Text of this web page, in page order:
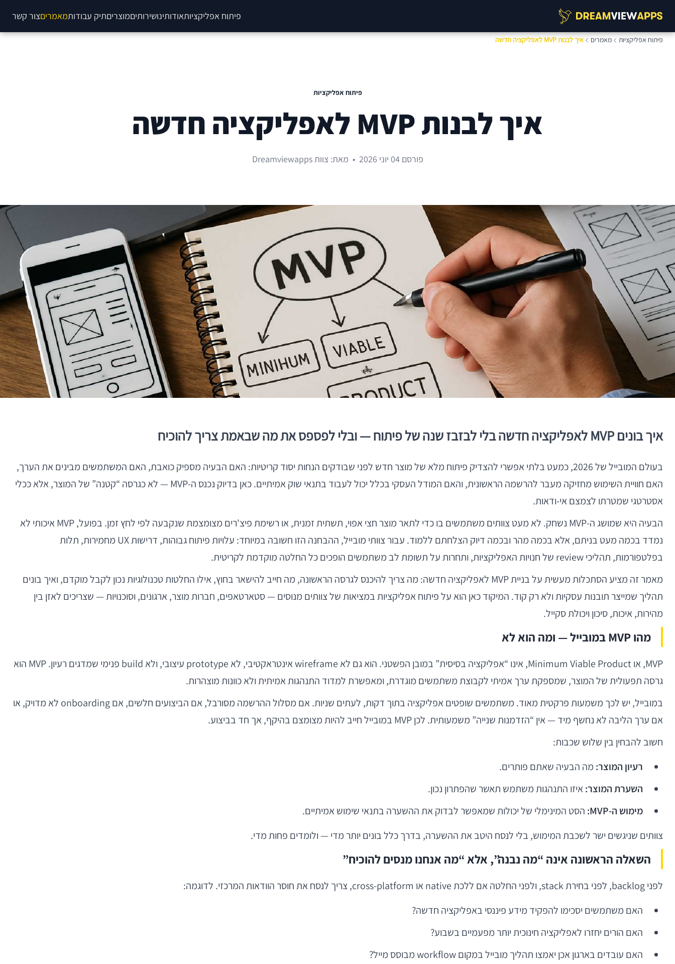
פיתוח אפליקציותאודותינושירותיםמוצריםתיק עבודותמאמריםצור קשר
פיתוח אפליקציות מאמרים איך לבנות MVP לאפליקציה חדשה
פיתוח אפליקציות
איך לבנות MVP לאפליקציה חדשה
פורסם 04 יוני 2026 • מאת: צוות Dreamviewapps
איך בונים MVP לאפליקציה חדשה בלי לבזבז שנה של פיתוח — ובלי לפספס את מה שבאמת צריך להוכיח
בעולם המובייל של 2026, כמעט בלתי אפשרי להצדיק פיתוח מלא של מוצר חדש לפני שבודקים הנחות יסוד קריטיות: האם הבעיה מספיק כואבת, האם המשתמשים מבינים את הערך,
האם חוויית השימוש מחזיקה מעבר להרשמה הראשונית, והאם המודל העסקי בכלל יכול לעבוד בתנאי שוק אמיתיים. כאן בדיוק נכנס ה-MVP — לא כגרסה “קטנה” של המוצר, אלא ככלי
אסטרטגי שמטרתו לצמצם אי-ודאות.
הבעיה היא שמושג ה-MVP נשחק. לא מעט צוותים משתמשים בו כדי לתאר מוצר חצי אפוי, תשתית זמנית, או רשימת פיצ'רים מצומצמת שנקבעה לפי לחץ זמן. בפועל, MVP איכותי לא
נמדד בכמה מעט בניתם, אלא בכמה מהר ובכמה דיוק הצלחתם ללמוד. עבור צוותי מובייל, ההבחנה הזו חשובה במיוחד: עלויות פיתוח גבוהות, דרישות UX מחמירות, תלות
בפלטפורמות, תהליכי review של חנויות האפליקציות, ותחרות על תשומת לב משתמשים הופכים כל החלטה מוקדמת לקריטית.
מאמר זה מציע הסתכלות מעשית על בניית MVP לאפליקציה חדשה: מה צריך להיכנס לגרסה הראשונה, מה חייב להישאר בחוץ, אילו החלטות טכנולוגיות נכון לקבל מוקדם, ואיך בונים
תהליך שמייצר תובנות עסקיות ולא רק קוד. המיקוד כאן הוא על פיתוח אפליקציות במציאות של צוותים מנוסים — סטארטאפים, חברות מוצר, ארגונים, וסוכנויות — שצריכים לאזן בין
מהירות, איכות, סיכון ויכולת סקייל.
מהו MVP במובייל — ומה הוא לא
MVP, או Minimum Viable Product, אינו “אפליקציה בסיסית” במובן הפשטני. הוא גם לא wireframe אינטראקטיבי, לא prototype עיצובי, ולא build פנימי שמדגים רעיון. MVP הוא
גרסה תפעולית של המוצר, שמספקת ערך אמיתי לקבוצת משתמשים מוגדרת, ומאפשרת למדוד התנהגות אמיתית ולא כוונות מוצהרות.
במובייל, יש לכך משמעות פרקטית מאוד. משתמשים שופטים אפליקציה בתוך דקות, לעתים שניות. אם מסלול ההרשמה מסורבל, אם הביצועים חלשים, אם onboarding לא מדויק, או
אם ערך הליבה לא נחשף מיד — אין “הזדמנות שנייה” משמעותית. לכן MVP במובייל חייב להיות מצומצם בהיקף, אך חד בביצוע.
חשוב להבחין בין שלוש שכבות:
רעיון המוצר: מה הבעיה שאתם פותרים.
השערת המוצר:איזו התנהגות משתמש תאשר שהפתרון נכון.
מימוש ה-MVP:
הסט המינימלי של יכולות שמאפשר לבדוק את ההשערה בתנאי שימוש אמיתיים.
צוותים שניגשים ישר לשכבת המימוש, בלי לנסח היטב את ההשערה, בדרך כלל בונים יותר מדי — ולומדים פחות מדי.
השאלה הראשונה אינה “מה נבנה”, אלא “מה אנחנו מנסים להוכיח”
לפני backlog, לפני בחירת stack, ולפני החלטה אם ללכת native או cross-platform, צריך לנסח את חוסר הוודאות המרכזי. לדוגמה:
האם משתמשים יסכימו להפקיד מידע פיננסי באפליקציה חדשה?
האם הורים יחזרו לאפליקציה חינוכית יותר מפעמיים בשבוע?
האם עובדים בארגון אכן יאמצו תהליך מובייל במקום workflow מבוסס מייל?